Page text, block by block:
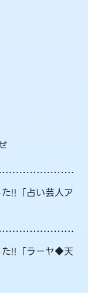
!!「占い芸人ア
た!!「ラーヤ◆天